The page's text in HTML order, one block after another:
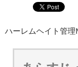
ハーレムヘイト管理